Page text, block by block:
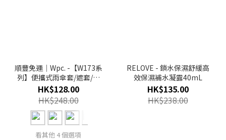
順豐免運｜Wpc. -【W173系
列】便攜式雨傘套/遮套/傘
袋
HK$128.00
HK$248.00
看其他 4 個選項
RELOVE - 鎖水保濕舒緩高
效保濕補水凝露40mL
HK$135.00
HK$238.00